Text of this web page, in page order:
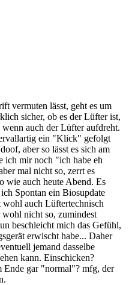
vermuten lässt, geht es um
sicher, ob es der Lüfter ist,
auch der Lüfter aufdreht.
ein "Klick" gefolgt
aber so lässt es sich am
ich mir noch "ich habe eh
mal nicht so, zerrt es
wie auch heute Abend. Es
Spontan ein Biosupdate
wohl auch Lüftertechnisch
nicht so, zumindest
beschleicht mich das Gefühl,
erwischt habe... Daher
jemand dasselbe
kann. Einschicken?
Ende gar "normal"? mfg, der